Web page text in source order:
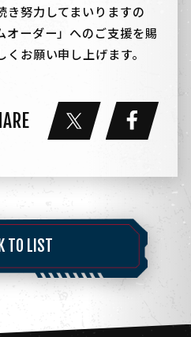
き努力してまいりますの
オーダー」へのご支援を賜
お願い申し上げます。
TO LIST